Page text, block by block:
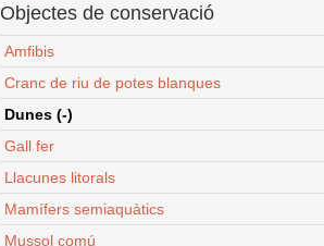
Objectes de conservació
Amfibis
Cranc de riu de potes blanques
Dunes (-)
Gall fer
Llacunes litorals
Mamífers semiaquàtics
Mussol comú